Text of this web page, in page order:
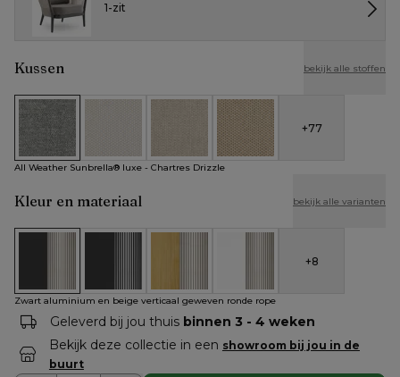
1-zit
Kussen bekijk alle stoffen
All Weather Sunbrella® luxe - Chartres Drizzle
All Weather Cosytica - Althea Off White
All Weather Cosytica - Althea Chalk
All Weather Cosytica - Althea
+77
All Weather Sunbrella® luxe - Chartres Drizzle
Kleur en materiaal bekijk alle varianten
Zwart aluminium en beige verticaal geweven ronde rope
Zwart aluminium en zwart verticaal geweven
Teak en beige verticaal geweven ronde
Wit aluminium en beige
+8
Zwart aluminium en beige verticaal geweven ronde rope
Geleverd bij jou thuis binnen 3 - 4 weken
Bekijk deze collectie in een showroom bij jou in de
buurt